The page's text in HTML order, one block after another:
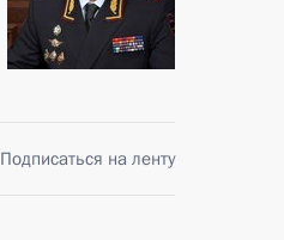
Подписаться на ленту